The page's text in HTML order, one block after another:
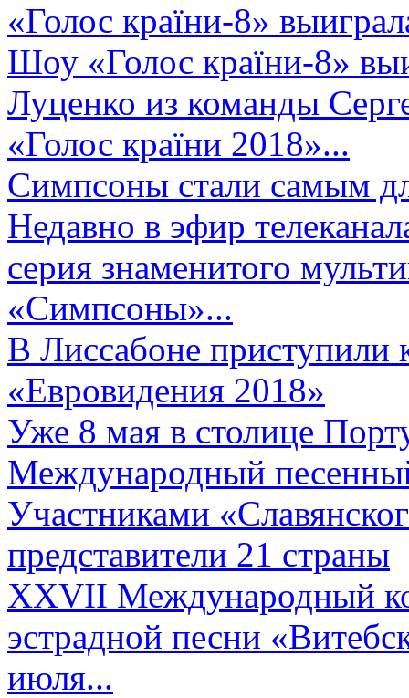
«Голос країни-8»
Шоу «Голос країни-8»
Луценко из команды
«Голос країни 2018»...
Симпсоны стали самым
Недавно в эфир
серия знаменитого
«Симпсоны»...
В Лиссабоне приступили
«Евровидения 2018»
Уже 8 мая в столице
Международный
Участниками
представители 21 страны
XXVII Международный
эстрадной песни
июля...